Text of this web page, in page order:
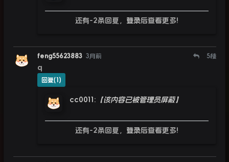
还有-2条回复， 登录后查看更多!
feng55623883 3月前 5楼
q
回复(1)
cc0011 : 【该内容已被管理员屏蔽】
还有-2条回复， 登录后查看更多!